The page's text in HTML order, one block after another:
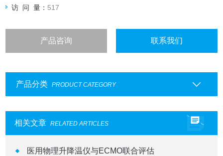
访 问 量： 517
产品咨询 联系我们
产品分类 PRODUCT CATEGORY
相关文章 RELATED ARTICLES
医用物理升降温仪与ECMO联合评估